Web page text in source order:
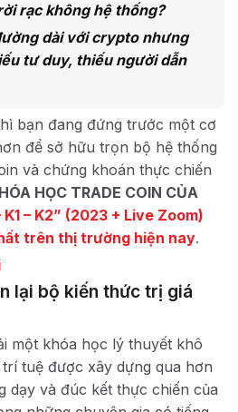
rạc không hệ thống?
dài với crypto nhưng
tư duy, thiếu người dẫn
bạn đang đứng trước một cơ
để sở hữu trọn bộ hệ thống
và chứng khoán thực chiến
HỌC TRADE COIN CỦA
K1 – K2” (2023 + Live Zoom)
trên thị trường hiện nay.
lại bộ kiến thức trị giá
một khóa học lý thuyết khô
tuệ được xây dựng qua hơn
dạy và đúc kết thực chiến của